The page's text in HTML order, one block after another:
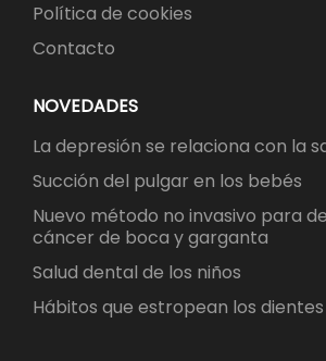
Política de cookies
Contacto
NOVEDADES
La depresión se relaciona con la
Succión del pulgar en los bebés
Nuevo método no invasivo para
cáncer de boca y garganta
Salud dental de los niños
Hábitos que estropean los dientes